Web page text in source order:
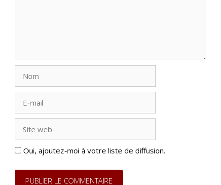
mail
web
Oui, ajoutez-moi à votre liste de diffusion.